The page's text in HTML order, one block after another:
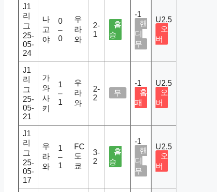
J1
리
그
25-
05-
24
나
고
야
0
–
0
우
라
와
2-
1
홈
승
-1
핸
디
무
U2.5
오
버
J1
리
그
25-
05-
21
가
와
사
키
1
–
1
우
라
와
2-
2
무
-1
홈
패
U2.5
오
버
J1
리
그
25-
05-
17
우
라
와
1
–
1
FC
도
쿄
3-
2
홈
승
-1
핸
디
무
U2.5
오
버